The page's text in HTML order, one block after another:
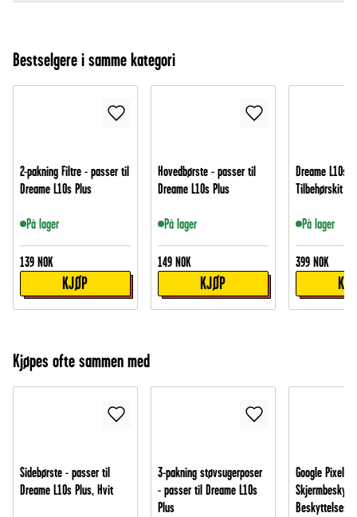
Bestselgere i samme kategori
2-pakning Filtre - passer til
Dreame L10s Plus
På lager
139 NOK
KJØP
Hovedbørste - passer til
Dreame L10s Plus
På lager
149 NOK
KJØP
Dreame L10s
Tilbehørskit
På lager
399 NOK
Kjøpes ofte sammen med
Sidebørste - passer til
Dreame L10s Plus, Hvit
3-pakning støvsugerposer
- passer til Dreame L10s
Plus
Google Pixel